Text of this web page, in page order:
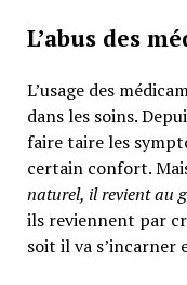
L’abus des
L’usage des
dans les soins.
faire taire les
certain confort.
naturel, il revient au
ils reviennent par
soit il va s’incarner